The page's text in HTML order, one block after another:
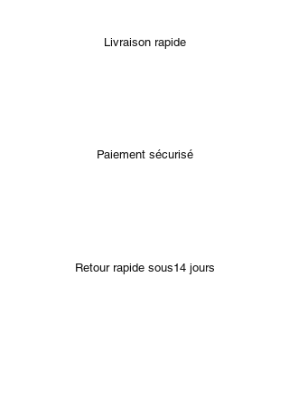
Livraison rapide
Paiement sécurisé
Retour rapide sous14 jours